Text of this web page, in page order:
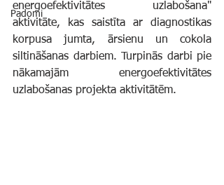
Padomi
energoefektivitātes uzlabošana"
aktivitāte, kas saistīta ar diagnostikas
korpusa jumta, ārsienu un cokola
siltināšanas darbiem. Turpinās darbi pie
nākamajām energoefektivitātes
uzlabošanas projekta aktivitātēm.